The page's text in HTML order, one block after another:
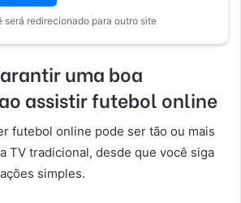
será redirecionado para outro site
uma boa
assistir futebol online
futebol online pode ser tão ou mais
TV tradicional, desde que você siga
simples.